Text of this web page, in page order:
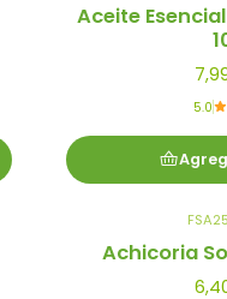
Aceite
5.0
Achicoria